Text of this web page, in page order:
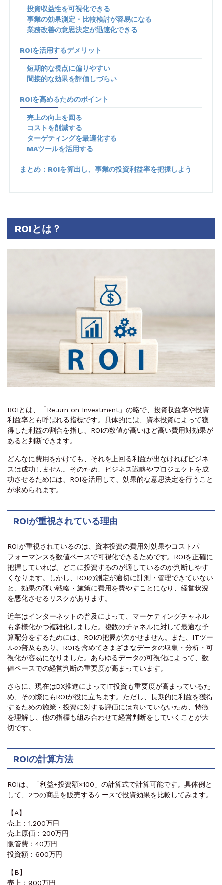
投資収益性を可視化できる
事業の効果測定・比較検討が容易になる
業務改善の意思決定が迅速化できる
ROIを活用するデメリット
短期的な視点に偏りやすい
間接的な効果を評価しづらい
ROIを高めるためのポイント
売上の向上を図る
コストを削減する
ターゲティングを最適化する
MAツールを活用する
まとめ：ROIを算出し、事業の投資利益率を把握しよう
ROIとは？
ROIとは、「Return on Investment」の略で、投資収益率や投資
利益率とも呼ばれる指標です。具体的には、資本投資によって獲
得した利益の割合を指し、ROIの数値が高いほど高い費用対効果が
あると判断できます。
どんなに費用をかけても、それを上回る利益が出なければビジネ
スは成功しません。そのため、ビジネス戦略やプロジェクトを成
功させるためには、ROIを活用して、効果的な意思決定を行うこと
が求められます。
ROIが重視されている理由
ROIが重視されているのは、資本投資の費用対効果やコストパ
フォーマンスを数値ベースで可視化できるためです。ROIを正確に
把握していれば、どこに投資するのが適しているのか判断しやす
くなります。しかし、ROIの測定が適切に計測・管理できていない
と、効果の薄い戦略・施策に費用を費やすことになり、経営状況
を悪化させるリスクがあります。
近年はインターネットの普及によって、マーケティングチャネル
も多様化かつ複雑化しました。複数のチャネルに対して最適な予
算配分をするためには、ROIの把握が欠かせません。また、ITツー
ルの普及もあり、ROIを含めてさまざまなデータの収集・分析・可
視化が容易になりました。あらゆるデータの可視化によって、数
値ベースでの経営判断の重要度が高まっています。
さらに、現在はDX推進によってIT投資も重要度が高まっているた
め、その際にもROIが役に立ちます。ただし、長期的に利益を獲得
するための施策・投資に対する評価には向いていないため、特徴
を理解し、他の指標も組み合わせて経営判断をしていくことが大
切です。
ROIの計算方法
ROIは、「利益÷投資額×100」の計算式で計算可能です。具体例と
して、2つの商品を販売するケースで投資効果を比較してみます。
【A】
売上：1,200万円
売上原価：200万円
販管費：40万円
投資額：600万円
【B】
売上：900万円